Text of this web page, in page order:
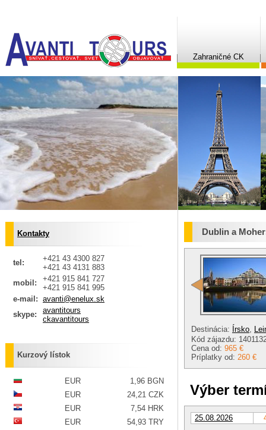
Zahraničné CK
Dublin a
Destinácia: Írsko
Kód zájazdu:
Cena od: 965 €
Príplatky od: 260 €
Výber
25.08.2026
Kontakty
tel:
+421 43 4300 827
+421 43 4131 883
mobil:
+421 915 841 727
+421 915 841 995
e-mail: avanti@enelux.sk
skype:
avantitours
ckavantitours
Kurzový lístok
EUR
1,96 BGN
EUR
24,21 CZK
EUR
7,54 HRK
EUR
54,93 TRY